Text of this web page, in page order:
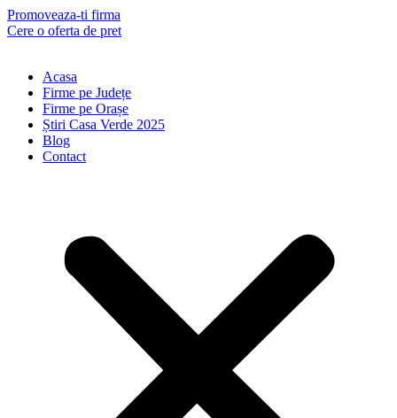
Skip
to
Promoveaza-ti firma
Cere o oferta de pret
Acasa
Firme pe Județe
Firme pe Orașe
Știri Casa Verde 2025
Blog
Contact